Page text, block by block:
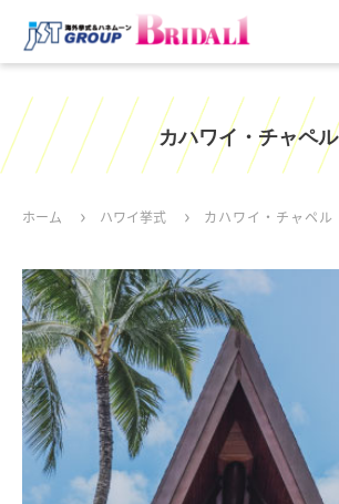
カハワイ・チャペル
ホーム ハワイ挙式 カハワイ・チャペル